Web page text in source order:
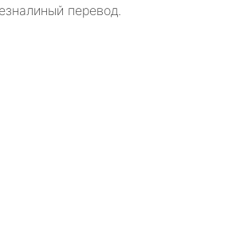
перевод.